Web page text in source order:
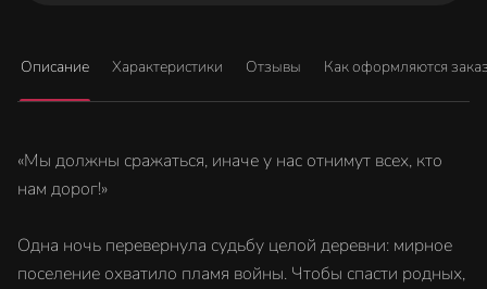
Описание Характеристики Отзывы Как оформляются
«Мы должны сражаться, иначе у нас отнимут всех, кто
нам дорог!»
Одна ночь перевернула судьбу целой деревни: мирное
поселение охватило пламя войны. Чтобы спасти родных,